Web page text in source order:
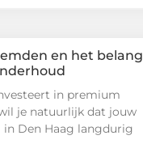
en het belang
in premium
je natuurlijk dat jouw
in Den Haag langdurig